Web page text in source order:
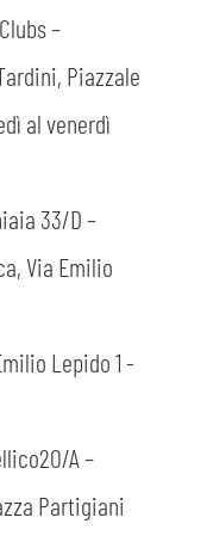
–
Piazzale
al venerdì
33/D –
Via Emilio
Lepido 1 -
A –
Partigiani